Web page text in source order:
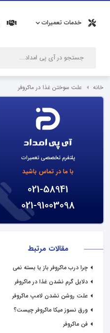
خدمات تعمیرات
خانه علت سوختن غذا در ماکروفر
پلتفرم تخصصی تعمیرات
با ما در تماس باشید
021-58941
021-91003098
مقالات مرتبط
چرا درب ماکروفر باز یا بسته نمی
دلایل گرم نشدن غذا در ماکروفر
علت روشن نشدن لامپ ماکروفر
ورق نسوز میکا ماکروفر چیست؟
فن ماکروفر